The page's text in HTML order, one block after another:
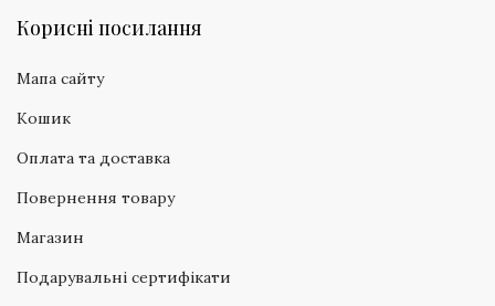
Корисні посилання
Мапа сайту
Кошик
Оплата та доставка
Повернення товару
Магазин
Подарувальні сертифікати